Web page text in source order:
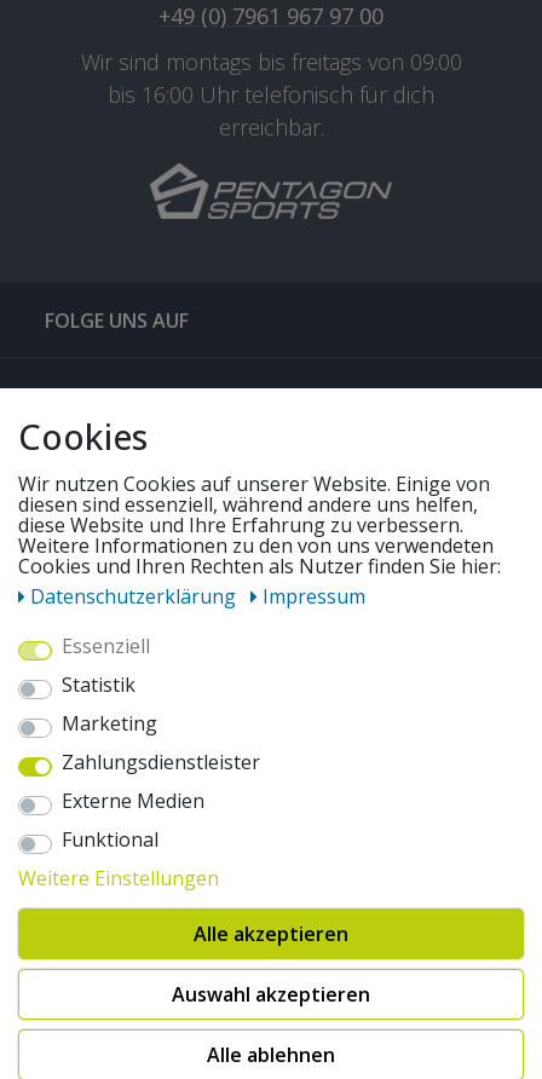
+49 (0) 7961 967 97 00
Wir sind montags bis freitags von 09:00
bis 16:00 Uhr telefonisch für dich
erreichbar.
FOLGE UNS AUF
QUICKLINKS & TIPPS
UNSERE ANGEBOTE
WIR VERSENDEN MIT
AUSZEICHNUNGEN & SICHERHEIT
© 2026 pentagonsports.de
Pentagon Sports GmbH & Co. KG
Daten­schutz­erklärung
Hinweise zur Batterieentsorgung
Cookie-Einstellungen ändern
Erklärung zur Barrierefreiheit
* Alle Preise inkl. gesetzlicher Mehrwertsteuer zuzüglich Versandkosten. Die
durchgestrichenen Preise entsprechen der UVP des Herstellers. 1nur bei
Hinweis:("Innerhalb von 24h versandfertig" oder "Sofort verfügbar") |
2Versandkostenfrei nach Deutschland ab € 100,- Bestellwert.
Cookies
Wir nutzen Cookies auf unserer Website. Einige von
diesen sind essenziell, während andere uns helfen,
diese Website und Ihre Erfahrung zu verbessern.
Weitere Informationen zu den von uns verwendeten
Cookies und Ihren Rechten als Nutzer finden Sie hier:
Daten­schutz­erklärung
Impressum
Essenziell
Statistik
Marketing
Zahlungsdienstleister
Externe Medien
Funktional
Weitere Einstellungen
Alle akzeptieren
Auswahl akzeptieren
Alle ablehnen